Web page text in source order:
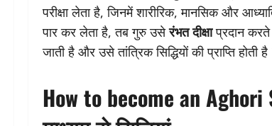
परीक्षा लेता है, जिनमें शारीरिक, मानसिक और
पार कर लेता है, तब गुरु उसेरंभत दीक्षाप्रदान करते
जाती है और उसे तांत्रिक सिद्धियों की प्राप्ति होती
How to become an Aghori